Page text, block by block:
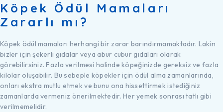
Köpek Ödül Mamaları
Zararlı mı?
Köpek ödül mamaları herhangi bir zarar barındırmamaktadır. Lakin
bizler için şekerli gıdalar veya abur cubur gıdaları olarak
görebilirsiniz. Fazla verilmesi halinde köpeğinizde gereksiz ve fazla
kilolar oluşabilir. Bu sebeple köpekler için ödül alma zamanlarında,
onları ekstra mutlu etmek ve bunu ona hissettirmek istediğiniz
zamanlarda vermeniz önerilmektedir. Her yemek sonrası tatlı gibi
verilmemelidir.